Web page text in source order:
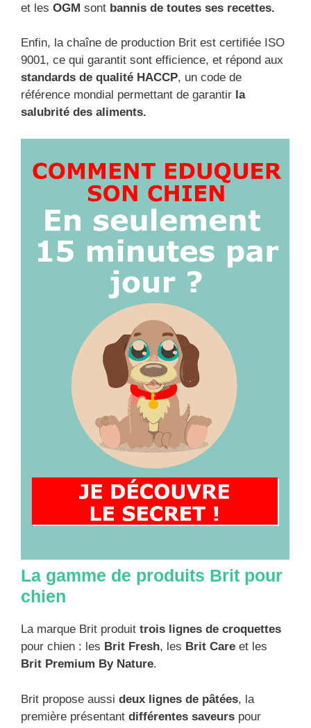
et les OGM sont bannis de toutes ses recettes.
Enfin, la chaîne de production Brit est certifiée ISO
9001, ce qui garantit sont efficience, et répond aux
standards de qualité HACCP, un code de
référence mondial permettant de garantir la
salubrité des aliments.
La gamme de produits Brit pour
chien
La marque Brit produit trois lignes de croquettes
pour chien : les Brit Fresh, les Brit Care et les
Brit Premium By Nature.
Brit propose aussi deux lignes de pâtées, la
première présentant différentes saveurs pour